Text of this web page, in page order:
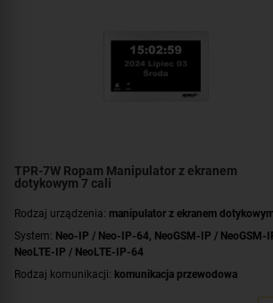
TPR-7W Ropam Manipulator z ekranem
dotykowym 7 cali
Rodzaj urządzenia: manipulator z ekranem
System: Neo-IP / Neo-IP-64, NeoGSM-IP / NeoGSM-
NeoLTE-IP / NeoLTE-IP-64
Rodzaj komunikacji: komunikacja przewodowa